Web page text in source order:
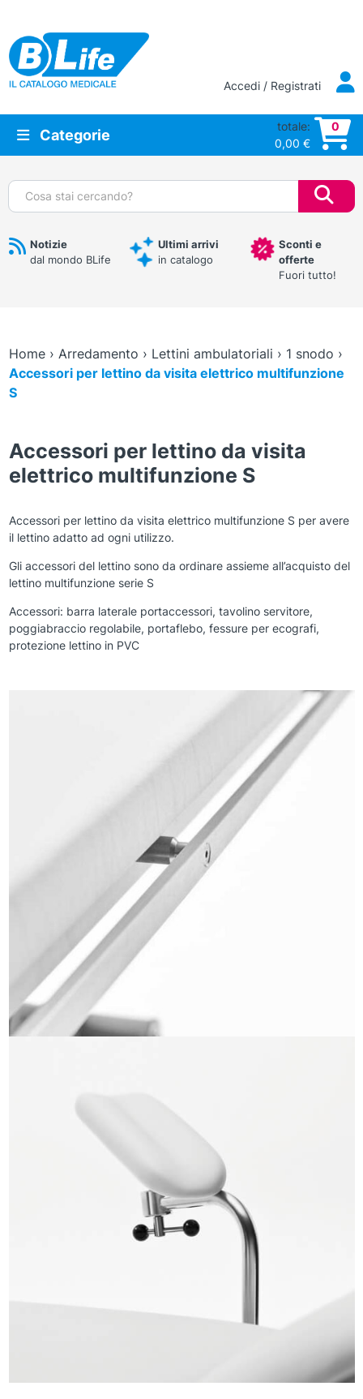
Vai al contenuto principale
Accedi / Registrati
Categorie
totale:
0,00 €
0
Cerca:
Notizie
dal mondo BLife
Ultimi arrivi
in catalogo
Sconti e
offerte
Fuori tutto!
Home› Arredamento › Lettini ambulatoriali › 1 snodo ›
Accessori per lettino da visita elettrico multifunzione
S
Accessori per lettino da visita
elettrico multifunzione S
Accessori per lettino da visita elettrico multifunzione S per avere
il lettino adatto ad ogni utilizzo.
Gli accessori del lettino sono da ordinare assieme all’acquisto del
lettino multifunzione serie S
Accessori: barra laterale portaccessori, tavolino servitore,
poggiabraccio regolabile, portaflebo, fessure per ecografi,
protezione lettino in PVC